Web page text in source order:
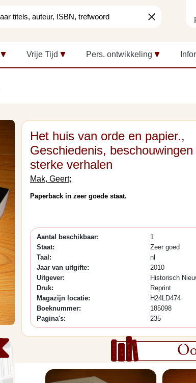
clear
Vrije Tijd Pers. ontwikkeling
Het huis van orde en papier.,
Geschiedenis, beschouwingen
sterke verhalen
Mak, Geert;
Paperback in zeer goede staat.
Aantal beschikbaar:
1
Staat:
Zeer goed
Taal:
nl
Jaar van uitgifte:
2010
Uitgever:
Historisch
Druk:
Reprint
Magazijn locatie:
H24LD474
Boeknummer:
185098
Pagina's:
235